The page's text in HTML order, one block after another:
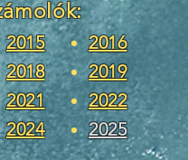
2015
2018
2021
2024
2016
2019
2022
2025